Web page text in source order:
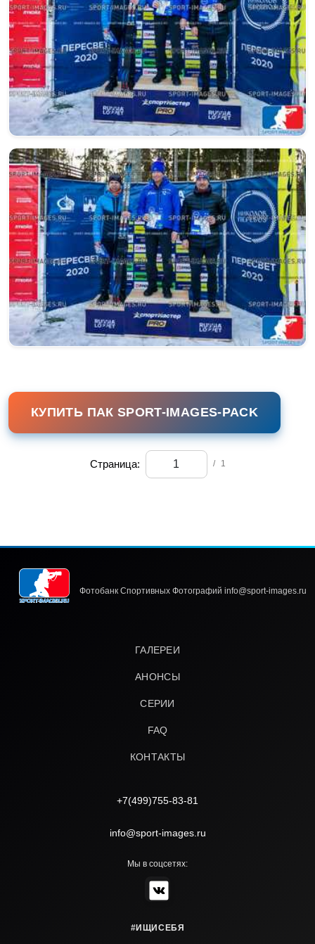
КУПИТЬ ПАК SPORT-IMAGES-PACK
Страница: / 1
Фотобанк Спортивных Фотографий info@sport-images.ru
ГАЛЕРЕИ
АНОНСЫ
СЕРИИ
FAQ
КОНТАКТЫ
+7(499)755-83-81
info@sport-images.ru
Мы в соцсетях:
#ИЩИСЕБЯ